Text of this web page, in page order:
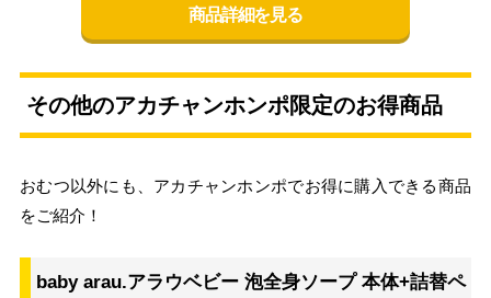
商品詳細を見る
その他のアカチャンホンポ限定のお得商品
おむつ以外にも、アカチャンホンポでお得に購入できる商品
をご紹介！
baby arau.アラウベビー 泡全身ソープ 本体+詰替ペ